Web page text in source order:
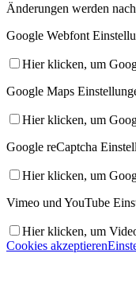
Änderungen werden
Google Webfont
Hier klicken, um
Google Maps
Hier klicken, um
Google reCaptcha
Hier klicken, um
Vimeo und YouTube
Hier klicken, um
Cookies akzeptieren